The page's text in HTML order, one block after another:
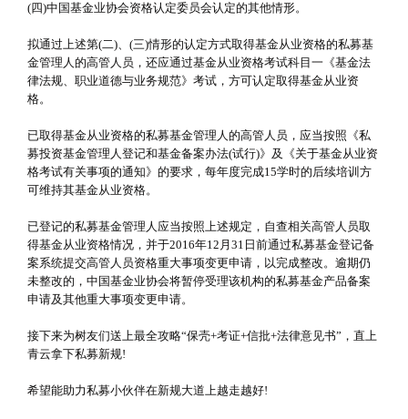
(四)中国基金业协会资格认定委员会认定的其他情形。
拟通过上述第(二)、(三)情形的认定方式取得基金从业资格的私募基
金管理人的高管人员，还应通过基金从业资格考试科目一《基金法
律法规、职业道德与业务规范》考试，方可认定取得基金从业资
格。
已取得基金从业资格的私募基金管理人的高管人员，应当按照《私
募投资基金管理人登记和基金备案办法(试行)》及《关于基金从业资
格考试有关事项的通知》的要求，每年度完成15学时的后续培训方
可维持其基金从业资格。
已登记的私募基金管理人应当按照上述规定，自查相关高管人员取
得基金从业资格情况，并于2016年12月31日前通过私募基金登记备
案系统提交高管人员资格重大事项变更申请，以完成整改。逾期仍
未整改的，中国基金业协会将暂停受理该机构的私募基金产品备案
申请及其他重大事项变更申请。
接下来为树友们送上最全攻略“保壳+考证+信批+法律意见书”，直上
青云拿下私募新规!
希望能助力私募小伙伴在新规大道上越走越好!